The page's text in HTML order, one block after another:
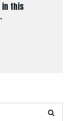
in this